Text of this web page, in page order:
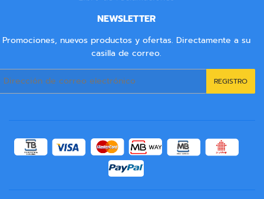
NEWSLETTER
Promociones, nuevos productos y ofertas. Directamente a su
casilla de correo.
REGISTRO